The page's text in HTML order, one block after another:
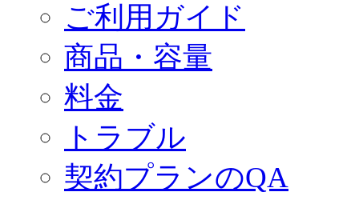
ご利用ガイド
商品・容量
料金
トラブル
契約プランのQA